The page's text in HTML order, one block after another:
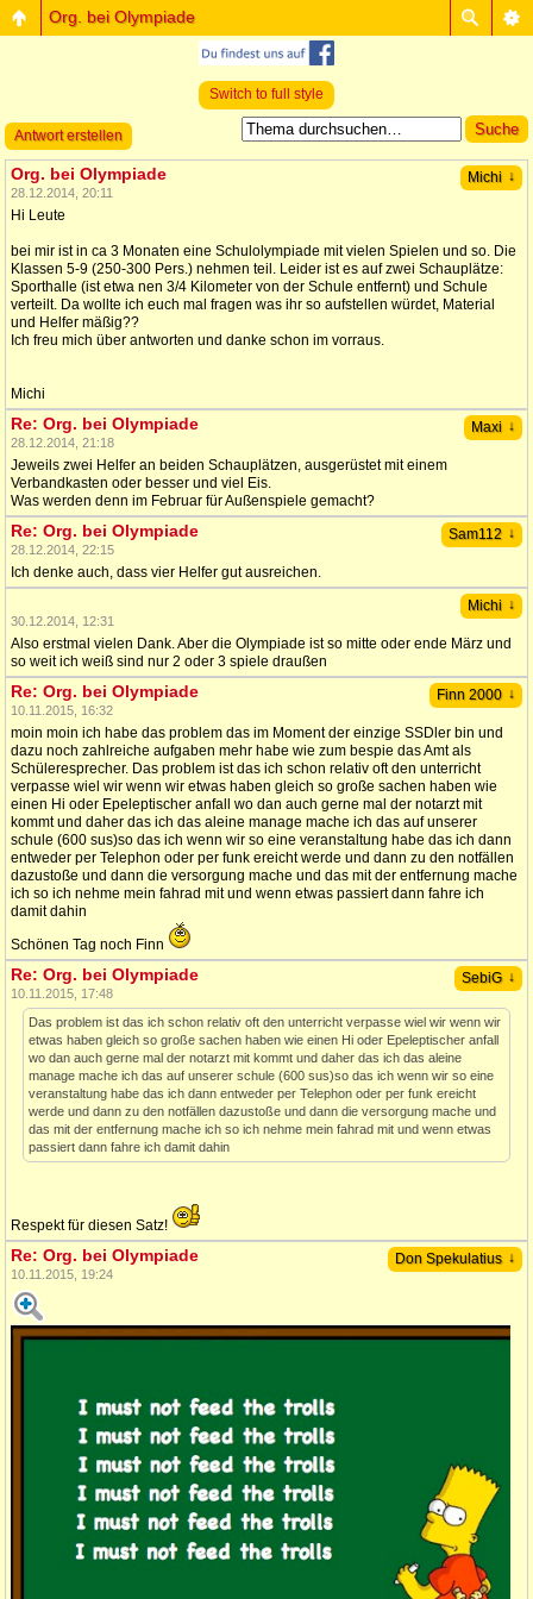
Org. bei Olympiade
Switch to full style
Antwort erstellen
Michi ↓
Org. bei Olympiade
28.12.2014, 20:11
Hi Leute
bei mir ist in ca 3 Monaten eine Schulolympiade mit vielen Spielen und so. Die
Klassen 5-9 (250-300 Pers.) nehmen teil. Leider ist es auf zwei Schauplätze:
Sporthalle (ist etwa nen 3/4 Kilometer von der Schule entfernt) und Schule
verteilt. Da wollte ich euch mal fragen was ihr so aufstellen würdet, Material
und Helfer mäßig??
Ich freu mich über antworten und danke schon im vorraus.
Michi
Maxi ↓
Re: Org. bei Olympiade
28.12.2014, 21:18
Jeweils zwei Helfer an beiden Schauplätzen, ausgerüstet mit einem
Verbandkasten oder besser und viel Eis.
Was werden denn im Februar für Außenspiele gemacht?
Sam112 ↓
Re: Org. bei Olympiade
28.12.2014, 22:15
Ich denke auch, dass vier Helfer gut ausreichen.
Michi ↓
30.12.2014, 12:31
Also erstmal vielen Dank. Aber die Olympiade ist so mitte oder ende März und
so weit ich weiß sind nur 2 oder 3 spiele draußen
Finn 2000 ↓
Re: Org. bei Olympiade
10.11.2015, 16:32
moin moin ich habe das problem das im Moment der einzige SSDler bin und
dazu noch zahlreiche aufgaben mehr habe wie zum bespie das Amt als
Schüleresprecher. Das problem ist das ich schon relativ oft den unterricht
verpasse wiel wir wenn wir etwas haben gleich so große sachen haben wie
einen Hi oder Epeleptischer anfall wo dan auch gerne mal der notarzt mit
kommt und daher das ich das aleine manage mache ich das auf unserer
schule (600 sus)so das ich wenn wir so eine veranstaltung habe das ich dann
entweder per Telephon oder per funk ereicht werde und dann zu den notfällen
dazustoße und dann die versorgung mache und das mit der entfernung mache
ich so ich nehme mein fahrad mit und wenn etwas passiert dann fahre ich
damit dahin
Schönen Tag noch Finn
SebiG ↓
Re: Org. bei Olympiade
10.11.2015, 17:48
Das problem ist das ich schon relativ oft den unterricht verpasse wiel wir wenn wir
etwas haben gleich so große sachen haben wie einen Hi oder Epeleptischer anfall
wo dan auch gerne mal der notarzt mit kommt und daher das ich das aleine
manage mache ich das auf unserer schule (600 sus)so das ich wenn wir so eine
veranstaltung habe das ich dann entweder per Telephon oder per funk ereicht
werde und dann zu den notfällen dazustoße und dann die versorgung mache und
das mit der entfernung mache ich so ich nehme mein fahrad mit und wenn etwas
passiert dann fahre ich damit dahin
Respekt für diesen Satz!
Don Spekulatius ↓
Re: Org. bei Olympiade
10.11.2015, 19:24